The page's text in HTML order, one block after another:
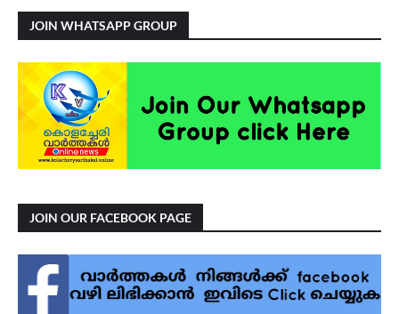
JOIN WHATSAPP GROUP
JOIN OUR FACEBOOK PAGE